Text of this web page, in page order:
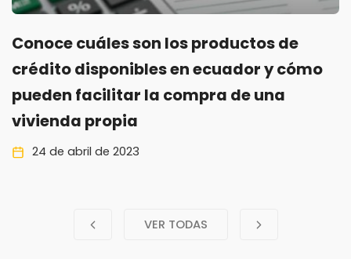
Conoce cuáles son los productos de
crédito disponibles en ecuador y cómo
pueden facilitar la compra de una
vivienda propia
24 de abril de 2023
VER TODAS